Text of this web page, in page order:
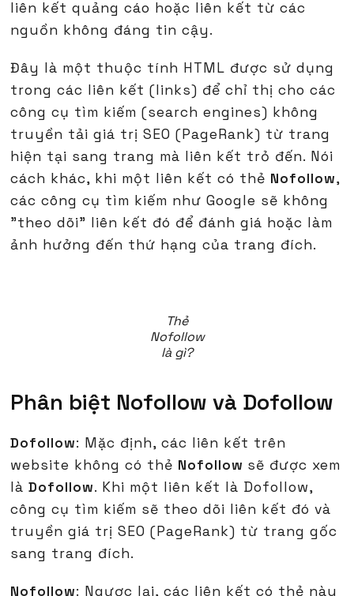
liên kết quảng cáo hoặc liên kết từ các
nguồn không đáng tin cậy.
Đây là một thuộc tính HTML được sử dụng
trong các liên kết (links) để chỉ thị cho các
công cụ tìm kiếm (search engines) không
truyền tải giá trị SEO (PageRank) từ trang
hiện tại sang trang mà liên kết trỏ đến. Nói
cách khác, khi một liên kết có thẻ Nofollow,
các công cụ tìm kiếm như Google sẽ không
"theo dõi" liên kết đó để đánh giá hoặc làm
ảnh hưởng đến thứ hạng của trang đích.
Thẻ
Nofollow
là gì?
Phân biệt Nofollow và Dofollow
Dofollow: Mặc định, các liên kết trên
website không có thẻ Nofollow sẽ được xem
làDofollow. Khi một liên kết là Dofollow,
công cụ tìm kiếm sẽ theo dõi liên kết đó và
truyền giá trị SEO (PageRank) từ trang gốc
sang trang đích.
Nofollow: Ngược lại, các liên kết có thẻ này